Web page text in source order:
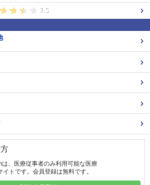
は、医療従事者のみ利用可能な医療
イトです。会員登録は無料です。